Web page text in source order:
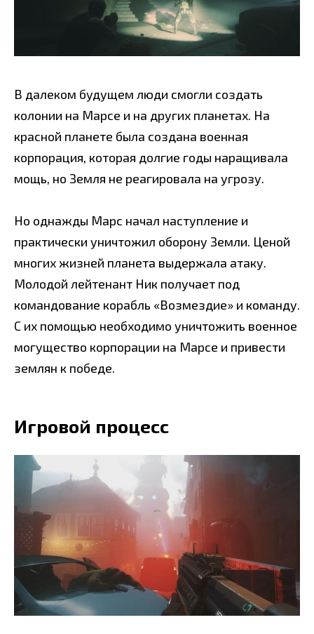
В далеком будущем люди смогли создать
колонии на Марсе и на других планетах. На
красной планете была создана военная
корпорация, которая долгие годы наращивала
мощь, но Земля не реагировала на угрозу.
Но однажды Марс начал наступление и
практически уничтожил оборону Земли. Ценой
многих жизней планета выдержала атаку.
Молодой лейтенант Ник получает под
командование корабль «Возмездие» и команду.
С их помощью необходимо уничтожить военное
могущество корпорации на Марсе и привести
землян к победе.
Игровой процесс